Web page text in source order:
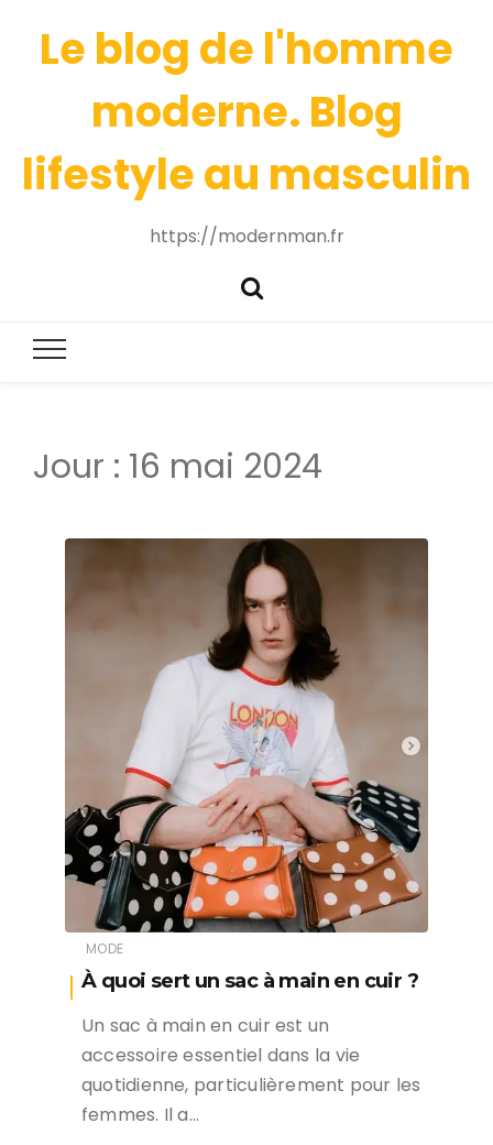
Le blog de l'homme
moderne. Blog
lifestyle au masculin
https://modernman.fr
Jour : 16 mai 2024
MODE
À quoi sert un sac à main en cuir ?
Un sac à main en cuir est un
accessoire essentiel dans la vie
quotidienne, particulièrement pour les
femmes. Il a…